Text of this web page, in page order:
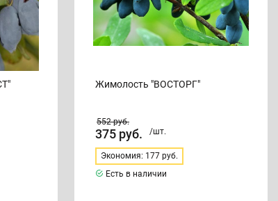
Жимолость "ВОСТОРГ"
552руб.
375 руб. /шт.
Экономия: 177 руб.
Есть в наличии